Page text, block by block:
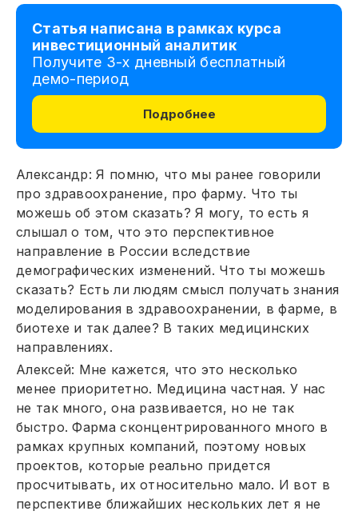
Статья написана в рамках курса
инвестиционный аналитик
Получите 3-х дневный бесплатный
демо-период
Подробнее
Александр: Я помню, что мы ранее говорили
про здравоохранение, про фарму. Что ты
можешь об этом сказать? Я могу, то есть я
слышал о том, что это перспективное
направление в России вследствие
демографических изменений. Что ты можешь
сказать? Есть ли людям смысл получать знания
моделирования в здравоохранении, в фарме, в
биотехе и так далее? В таких медицинских
направлениях.
Алексей: Мне кажется, что это несколько
менее приоритетно. Медицина частная. У нас
не так много, она развивается, но не так
быстро. Фарма сконцентрированного много в
рамках крупных компаний, поэтому новых
проектов, которые реально придется
просчитывать, их относительно мало. И вот в
перспективе ближайших нескольких лет я не